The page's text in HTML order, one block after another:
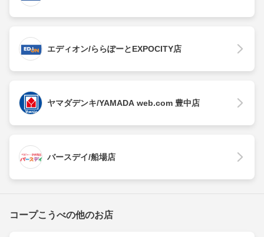
エディオン/ららぽーとEXPOCITY店
ヤマダデンキ/YAMADA web.com 豊中店
バースデイ/船場店
コープこうべの他のお店